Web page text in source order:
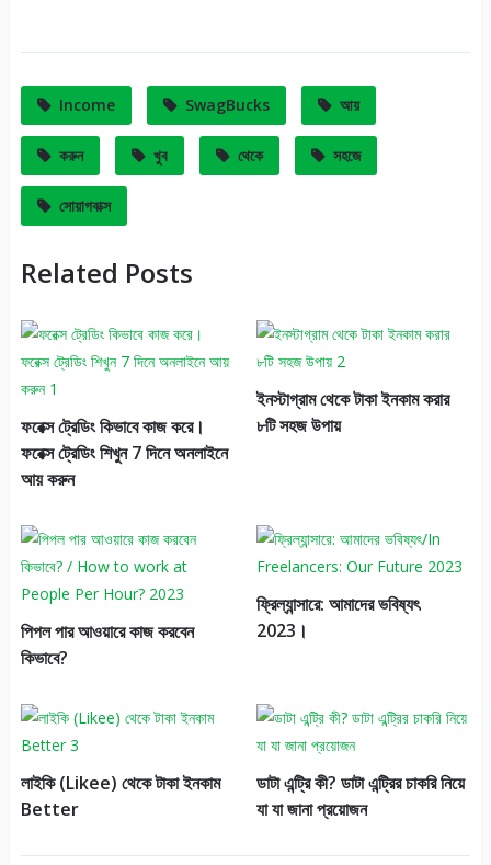
Income SwagBucks আয়
করুন খুব থেকে সহজে
সোয়াগবাক্স
Related Posts
ফরেক্স ট্রেডিং কিভাবে কাজ করে।
ফরেক্স ট্রেডিং শিখুন 7 দিনে অনলাইনে
আয় করুন
ইনস্টাগ্রাম থেকে টাকা ইনকাম করার
৮টি সহজ উপায়
পিপল পার আওয়ারে কাজ করবেন
কিভাবে?
ফ্রিল্যান্সারে: আমাদের ভবিষ্যৎ
2023।
লাইকি (Likee) থেকে টাকা ইনকাম
Better
ডাটা এন্ট্রি কী? ডাটা এন্ট্রির চাকরি নিয়ে
যা যা জানা প্রয়োজন